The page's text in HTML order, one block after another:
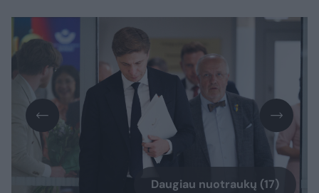
Daugiau nuotraukų (17)